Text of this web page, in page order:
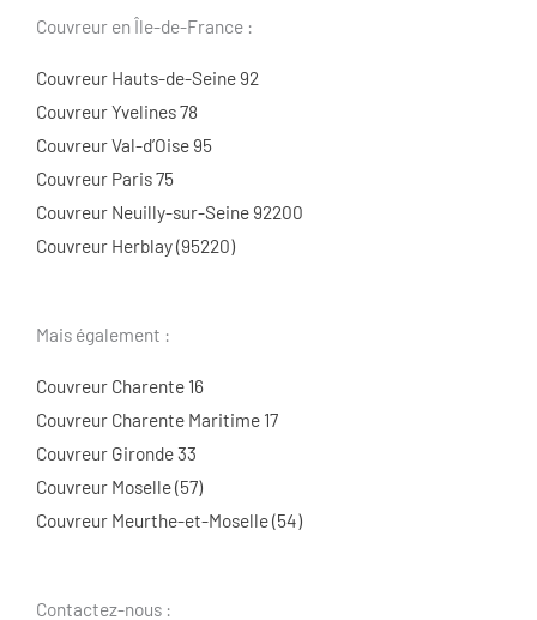
Couvreur en Île-de-France :
Couvreur Hauts-de-Seine 92
Couvreur Yvelines 78
Couvreur Val-d’Oise 95
Couvreur Paris 75
Couvreur Neuilly-sur-Seine 92200
Couvreur Herblay (95220)
Mais également :
Couvreur Charente 16
Couvreur Charente Maritime 17
Couvreur Gironde 33
Couvreur Moselle (57)
Couvreur Meurthe-et-Moselle (54)
Contactez-nous :